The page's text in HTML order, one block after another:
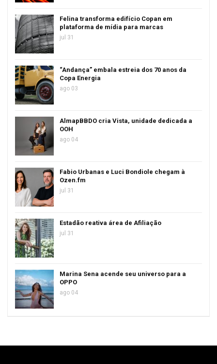
Felina transforma edifício Copan em
plataforma de mídia para marcas
jul 31
“Andança” embala estreia dos 70 anos da
Copa Energia
ago 03
AlmapBBDO cria Vista, unidade dedicada a
OOH
ago 04
Fabio Urbanas e Luci Bondiole chegam à
Ozen.fm
jul 31
Estadão reativa área de Afiliação
jul 31
Marina Sena acende seu universo para a
OPPO
ago 04